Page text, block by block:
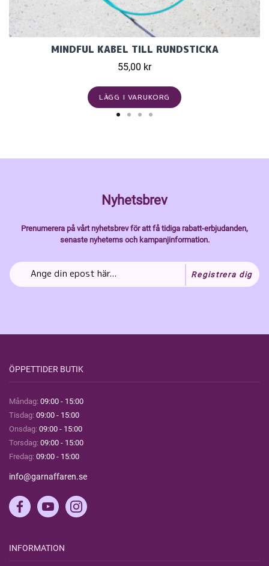
MINDFUL KABEL TILL RUNDSTICKA
55,00 kr
LÄGG I VARUKORG
Nyhetsbrev
Prenumerera på vårt nyhetsbrev för att få tidiga rabatt-erbjudanden,
senaste nyheterns och kampanjinformation.
Registrera dig
ÖPPETTIDER BUTIK
Måndag: 09:00 - 15:00
Tisdag: 09:00 - 15:00
Onsdag: 09:00 - 15:00
Torsdag: 09:00 - 15:00
Fredag: 09:00 - 15:00
info@garnaffaren.se
INFORMATION